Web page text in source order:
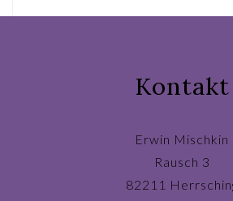
Kontakt
Erwin Mischkin
Rausch 3
82211